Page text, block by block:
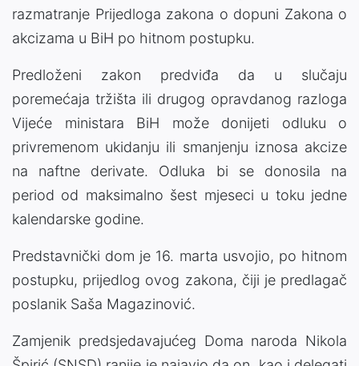
razmatranje Prijedloga zakona o dopuni Zakona o
akcizama u BiH po hitnom postupku.
Predloženi zakon predviđa da u slučaju
poremećaja tržišta ili drugog opravdanog razloga
Vijeće ministara BiH može donijeti odluku o
privremenom ukidanju ili smanjenju iznosa akcize
na naftne derivate. Odluka bi se donosila na
period od maksimalno šest mjeseci u toku jedne
kalendarske godine.
Predstavnički dom je 16. marta usvojio, po hitnom
postupku, prijedlog ovog zakona, čiji je predlagač
poslanik Saša Magazinović.
Zamjenik predsjedavajućeg Doma naroda Nikola